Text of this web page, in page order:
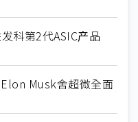
科第2代ASIC产品
Musk舍超微全面